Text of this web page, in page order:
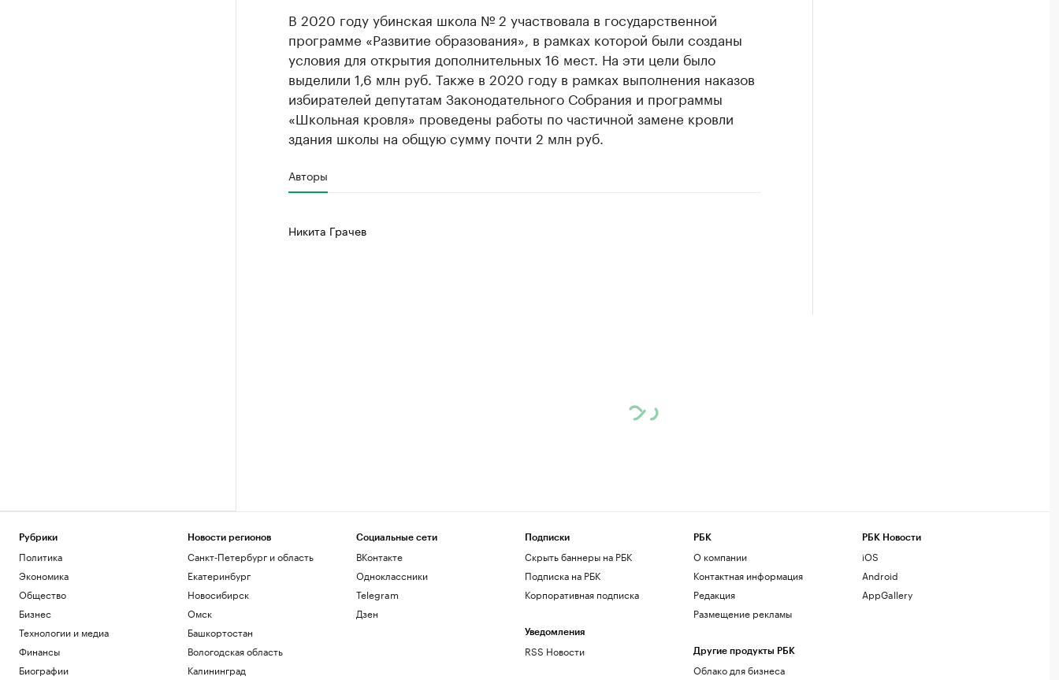
В 2020 году убинская школа № 2 участвовала в государственной
программе «Развитие образования», в рамках которой были созданы
условия для открытия дополнительных 16 мест. На эти цели было
выделили 1,6 млн руб. Также в 2020 году в рамках выполнения наказов
избирателей депутатам Законодательного Собрания и программы
«Школьная кровля» проведены работы по частичной замене кровли
здания школы на общую сумму почти 2 млн руб.
Авторы
Никита Грачев
Рубрики
Политика
Экономика
Общество
Бизнес
Технологии и медиа
Финансы
Биографии
Новости регионов
Санкт-Петербург и область
Екатеринбург
Новосибирск
Омск
Башкортостан
Вологодская область
Калининград
Социальные сети
ВКонтакте
Одноклассники
Telegram
Дзен
Подписки
Скрыть баннеры на РБК
Подписка на РБК
Корпоративная подписка
Уведомления
RSS Новости
РБК
О компании
Контактная информация
Редакция
Размещение рекламы
Другие продукты РБК
Облако для бизнеса
РБК Новости
iOS
Android
AppGallery